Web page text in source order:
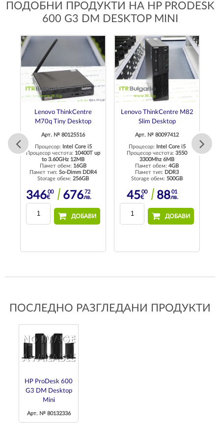
ПОДОБНИ ПРОДУКТИ НА HP PRODESK
600 G3 DM DESKTOP MINI
Lenovo ThinkCentre
M70q Tiny Desktop
Арт. № 80125516
Процесор:
Intel Core i5
Процесор честота: 10400T up
to 3.60GHz 12MB
Памет обем: 16GB
Памет тип: So-Dimm DDR4
Storage обем: 256GB
34600
€ 67672
лв.
ДОБАВИ
Lenovo ThinkCentre M82
Slim Desktop
Арт. № 80097412
Процесор:
Intel Core i5
Процесор честота: 3550
3300Mhz 6MB
Памет обем: 4GB
Памет тип: DDR3
Storage обем: 500GB
4500
€ 8801
лв.
ДОБАВИ
ПОСЛЕДНО РАЗГЛЕДАНИ ПРОДУКТИ
HP ProDesk 600
G3 DM Desktop
Mini
Арт. № 80132336